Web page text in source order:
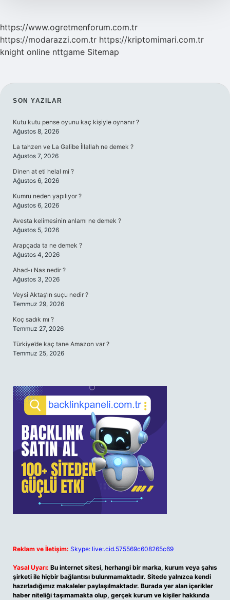
https://www.ogretmenforum.com.tr
https://modarazzi.com.tr https://kriptomimari.com.tr
knight online nttgame Sitemap
SIDEBAR
SON YAZILAR
Kutu kutu pense oyunu kaç kişiyle oynanır ?
Ağustos 8, 2026
La tahzen ve La Galibe İllallah ne demek ?
Ağustos 7, 2026
Dinen at eti helal mi ?
Ağustos 6, 2026
Kumru neden yapılıyor ?
Ağustos 6, 2026
Avesta kelimesinin anlamı ne demek ?
Ağustos 5, 2026
Arapçada ta ne demek ?
Ağustos 4, 2026
Ahad-ı Nas nedir ?
Ağustos 3, 2026
Veysi Aktaş’ın suçu nedir ?
Temmuz 29, 2026
Koç sadık mı ?
Temmuz 27, 2026
Türkiye’de kaç tane Amazon var ?
Temmuz 25, 2026
Reklam ve İletişim: Skype: live:.cid.575569c608265c69
Yasal Uyarı: Bu internet sitesi, herhangi bir marka, kurum veya şahıs
şirketi ile hiçbir bağlantısı bulunmamaktadır. Sitede yalnızca kendi
hazırladığımız makaleler paylaşılmaktadır. Burada yer alan içerikler
haber niteliği taşımamakta olup, gerçek kurum ve kişiler hakkında